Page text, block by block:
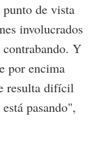
punto de vista
involucrados
contrabando. Y
por encima
resulta difícil
pasando",